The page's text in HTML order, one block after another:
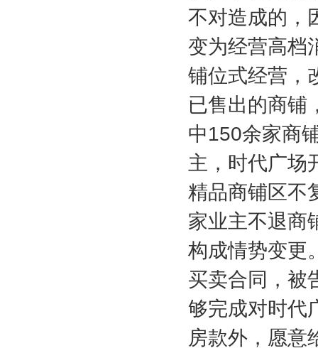
不对造成的，
变为经营高档
铺位式经营，
已售出的商铺
中150余家商
主，时代广场
精品商铺区不
家业主不退商
构成情势变更
买卖合同，被
够完成对时代
房款外，愿意